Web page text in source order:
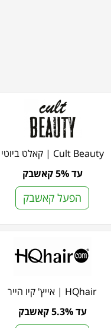
Cult Beauty | קאלט ביוטי
עד 5% קאשבק
הפעל קאשבק
HQhair | אייץ' קיו הייר
עד 5.3% קאשבק